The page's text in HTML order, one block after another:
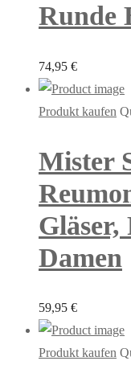
Runde
74,95 €
Produkt kaufen
Mister
Damen
59,95 €
Produkt kaufen